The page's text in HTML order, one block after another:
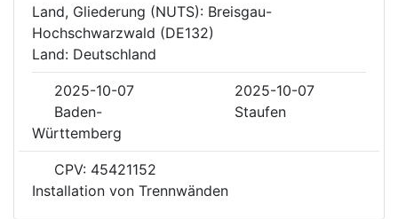
Land, Gliederung (NUTS): Breisgau-
Hochschwarzwald (DE132)
Land: Deutschland
2025-10-07
2025-10-07
Baden-
Württemberg
Staufen
CPV: 45421152
Installation von Trennwänden